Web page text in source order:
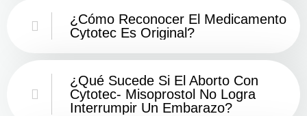
¿Cómo Reconocer El Medicamento
Cytotec Es Original?
¿Qué Sucede Si El Aborto Con
Cytotec- Misoprostol No Logra
Interrumpir Un Embarazo?